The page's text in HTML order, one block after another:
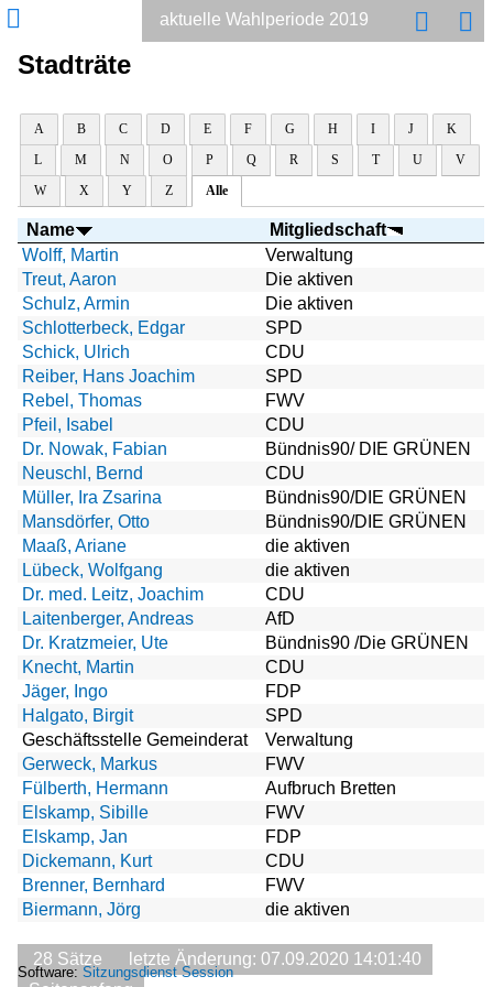
aktuelle Wahlperiode 2019
Stadträte
A B C D E F G H I J
K
L
M N O P Q R S T U
V
W
X Y Z Alle
Name
Mitgliedschaft
Wolff, Martin
Verwaltung
Treut, Aaron
Die aktiven
Schulz, Armin
Die aktiven
Schlotterbeck, Edgar
SPD
Schick, Ulrich
CDU
Reiber, Hans Joachim
SPD
Rebel, Thomas
FWV
Pfeil, Isabel
CDU
Dr. Nowak, Fabian
Bündnis90/ DIE GRÜNEN
Neuschl, Bernd
CDU
Müller, Ira Zsarina
Bündnis90/DIE GRÜNEN
Mansdörfer, Otto
Bündnis90/DIE GRÜNEN
Maaß, Ariane
die aktiven
Lübeck, Wolfgang
die aktiven
Dr. med. Leitz, Joachim
CDU
Laitenberger, Andreas
AfD
Dr. Kratzmeier, Ute
Bündnis90 /Die GRÜNEN
Knecht, Martin
CDU
Jäger, Ingo
FDP
Halgato, Birgit
SPD
Geschäftsstelle Gemeinderat
Verwaltung
Gerweck, Markus
FWV
Fülberth, Hermann
Aufbruch Bretten
Elskamp, Sibille
FWV
Elskamp, Jan
FDP
Dickemann, Kurt
CDU
Brenner, Bernhard
FWV
Biermann, Jörg
die aktiven
28 Sätze
letzte Änderung: 07.09.2020 14:01:40
Software: Sitzungsdienst Session